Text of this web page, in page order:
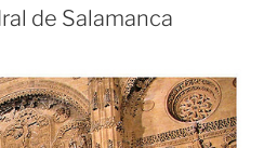
de Salamanca